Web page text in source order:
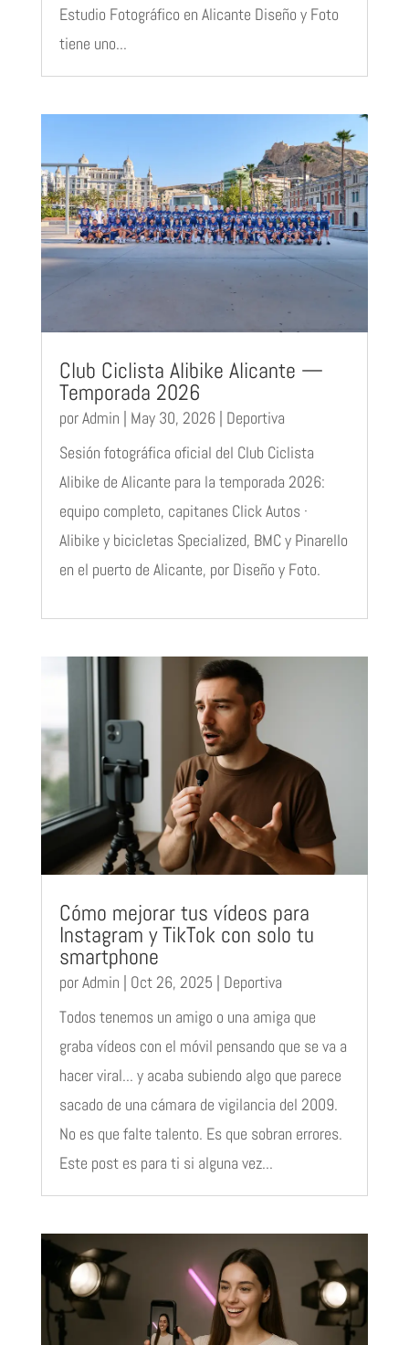
Estudio Fotográfico en Alicante Diseño y Foto
tiene uno...
Club Ciclista Alibike Alicante —
Temporada 2026
porAdmin | May 30, 2026| Deportiva
Sesión fotográfica oficial del Club Ciclista
Alibike de Alicante para la temporada 2026:
equipo completo, capitanes Click Autos ·
Alibike y bicicletas Specialized, BMC y Pinarello
en el puerto de Alicante, por Diseño y Foto.
Cómo mejorar tus vídeos para
Instagram y TikTok con solo tu
smartphone
porAdmin | Oct 26, 2025 | Deportiva
Todos tenemos un amigo o una amiga que
graba vídeos con el móvil pensando que se va a
hacer viral... y acaba subiendo algo que parece
sacado de una cámara de vigilancia del 2009.
No es que falte talento. Es que sobran errores.
Este post es para ti si alguna vez...